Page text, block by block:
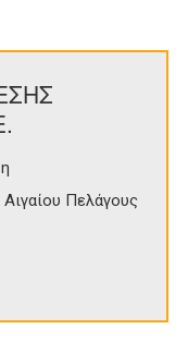
Αιγαίου Πελάγους